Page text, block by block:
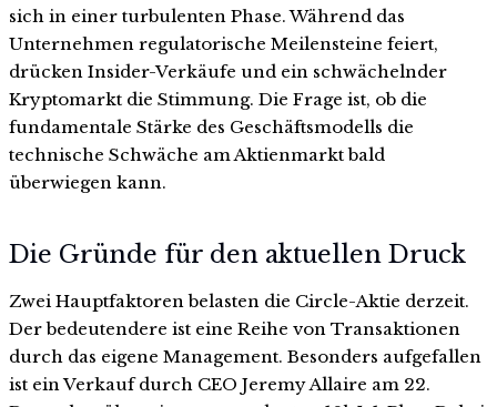
sich in einer turbulenten Phase. Während das
Unternehmen regulatorische Meilensteine feiert,
drücken Insider-Verkäufe und ein schwächelnder
Kryptomarkt die Stimmung. Die Frage ist, ob die
fundamentale Stärke des Geschäftsmodells die
technische Schwäche am Aktienmarkt bald
überwiegen kann.
Die Gründe für den aktuellen Druck
Zwei Hauptfaktoren belasten die Circle-Aktie derzeit.
Der bedeutendere ist eine Reihe von Transaktionen
durch das eigene Management. Besonders aufgefallen
ist ein Verkauf durch CEO Jeremy Allaire am 22.